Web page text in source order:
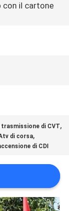
il cartone
di CVT,
di corsa,
di CDI